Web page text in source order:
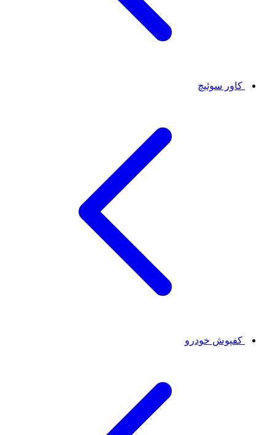
کاور سوئیچ
کفپوش خودرو